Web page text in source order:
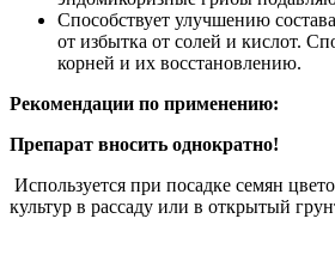
Способствует улучшению
от избытка от солей и кислот.
корней и их восстановлению.
Рекомендации по применению:
Препарат вносить однократно!
Используется при посадке семян
культур в рассаду или в открытый